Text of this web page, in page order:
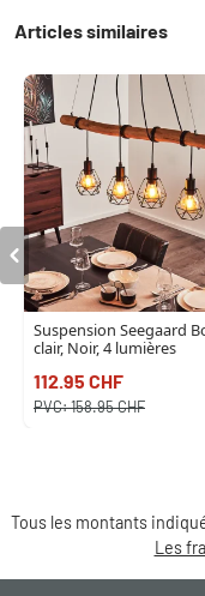
Articles similaires
Suspension Seegaard
clair, Noir, 4 lumières
112.95 CHF
PVC:158.95 CHF
Tous les montants
Les